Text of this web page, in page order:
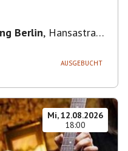
Berlin, Hansastraße
AUSGEBUCHT
Mi, 12.08.2026
18:00